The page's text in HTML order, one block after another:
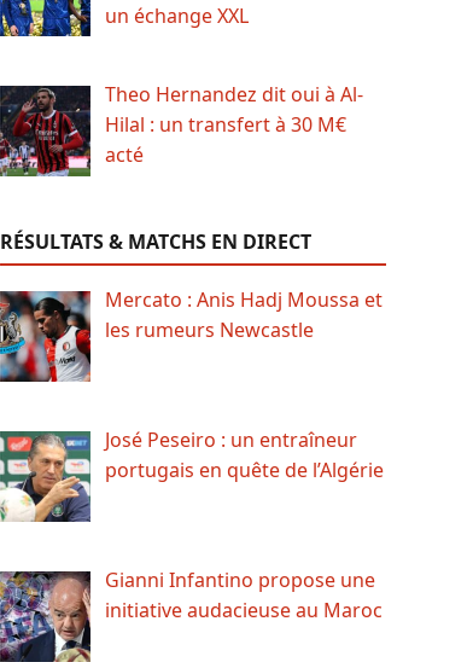
un échange XXL
Theo Hernandez dit oui à Al-
Hilal : un transfert à 30 M€
acté
RÉSULTATS & MATCHS EN DIRECT
Mercato : Anis Hadj Moussa et
les rumeurs Newcastle
José Peseiro : un entraîneur
portugais en quête de l’Algérie
Gianni Infantino propose une
initiative audacieuse au Maroc